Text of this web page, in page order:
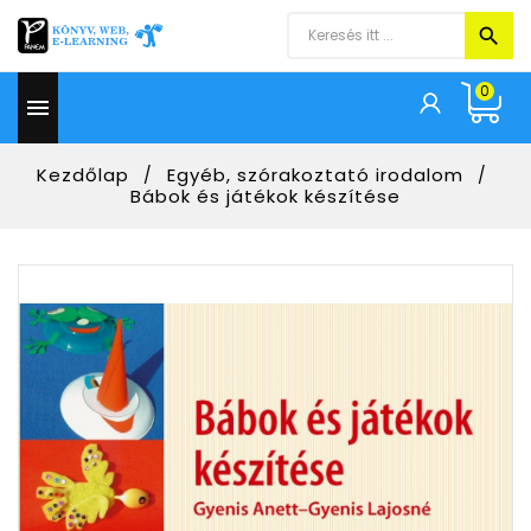

0
Kezdőlap
Egyéb, szórakoztató irodalom
Bábok és játékok készítése